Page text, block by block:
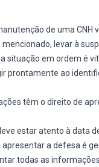
de uma CNH
levar à
situação em ordem é
prontamente ao
têm o direito de
estar atento à data
apresentar a defesa é
todas as